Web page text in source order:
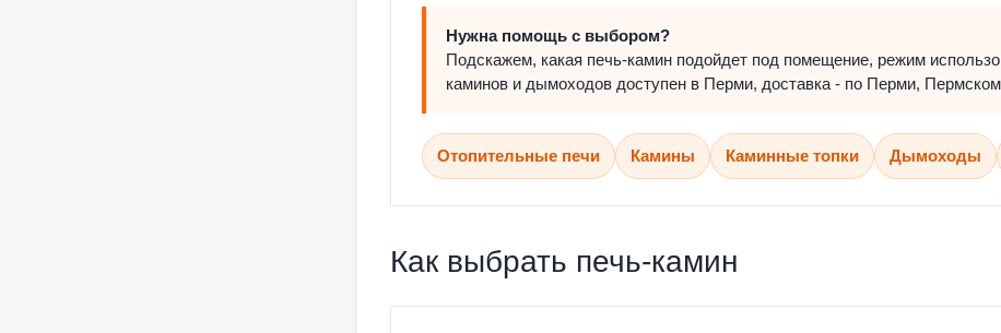
Нужна помощь с выбором?
Подскажем, какая печь-камин подойдет под помещение, режим
каминов и дымоходов доступен в Перми, доставка - по Перми,
Отопительные печи Камины Каминные топки Дымоходы
Как выбрать печь-камин